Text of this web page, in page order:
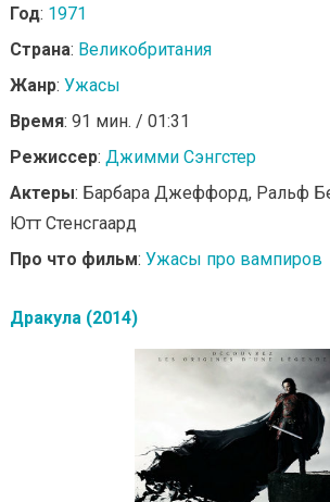
Год: 1971
Страна: Великобритания
Жанр: Ужасы
Время: 91 мин. / 01:31
Режиссер: Джимми Сэнгстер
Актеры: Барбара Джеффорд, Ральф
Ютт Стенсгаард
Про что фильм: Ужасы про вампиров
Дракула (2014)